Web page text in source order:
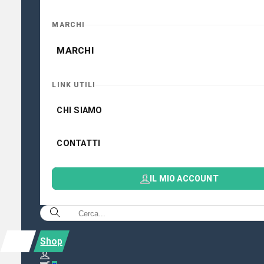
MARCHI
MARCHI
LINK UTILI
CHI SIAMO
CONTATTI
IL MIO ACCOUNT
Shop